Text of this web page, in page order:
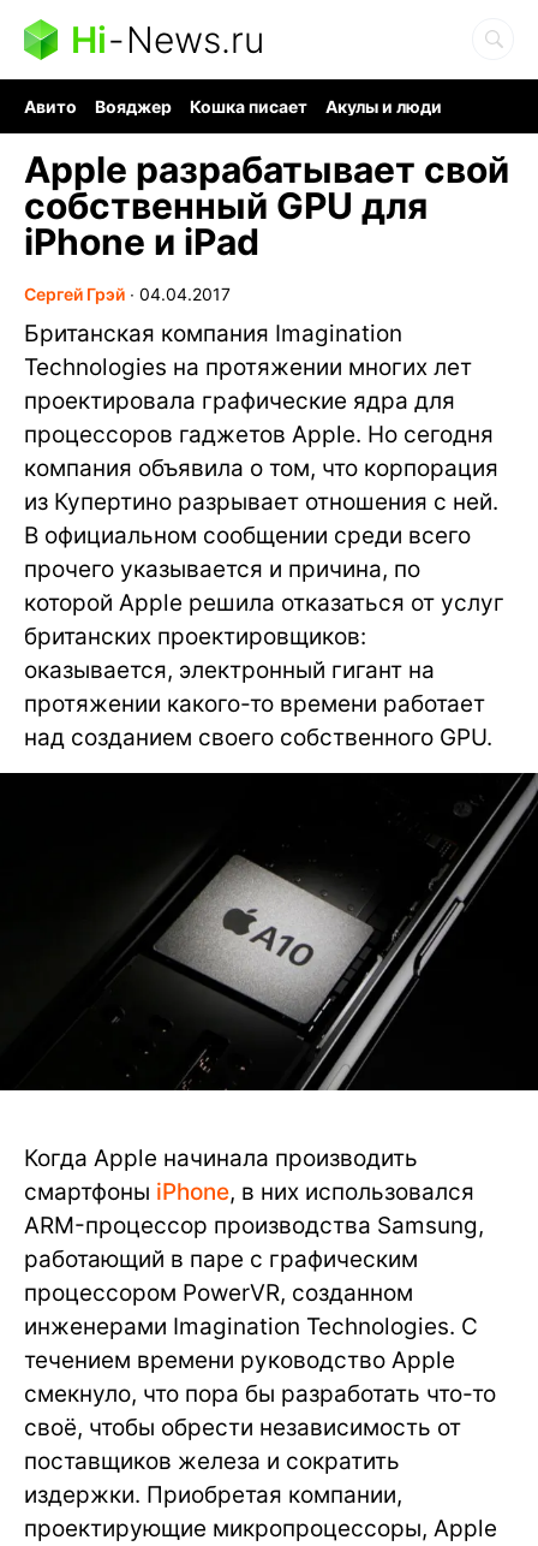
Hi-News.ru
Авито Вояджер Кошка писает
Акулы и люди
Apple разрабатывает свой
собственный GPU для
iPhone и iPad
Сергей Грэй ∙ 04.04.2017
Британская компания Imagination
Technologies на протяжении многих лет
проектировала графические ядра для
процессоров гаджетов Apple. Но сегодня
компания объявила о том, что корпорация
из Купертино разрывает отношения с ней.
В официальном сообщении среди всего
прочего указывается и причина, по
которой Apple решила отказаться от услуг
британских проектировщиков:
оказывается, электронный гигант на
протяжении какого-то времени работает
над созданием своего собственного GPU.
Когда Apple начинала производить
смартфоны iPhone, в них использовался
ARM-процессор производства Samsung,
работающий в паре с графическим
процессором PowerVR, созданном
инженерами Imagination Technologies. С
течением времени руководство Apple
смекнуло, что пора бы разработать что-то
своё, чтобы обрести независимость от
поставщиков железа и сократить
издержки. Приобретая компании,
проектирующие микропроцессоры, Apple